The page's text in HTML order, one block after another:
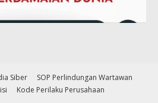
Siber
SOP Perlindungan Wartawan
Kode Perilaku Perusahaan